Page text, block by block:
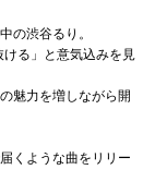
の渋谷るり。
る」と意気込みを見
魅力を増しながら開
くような曲をリリー